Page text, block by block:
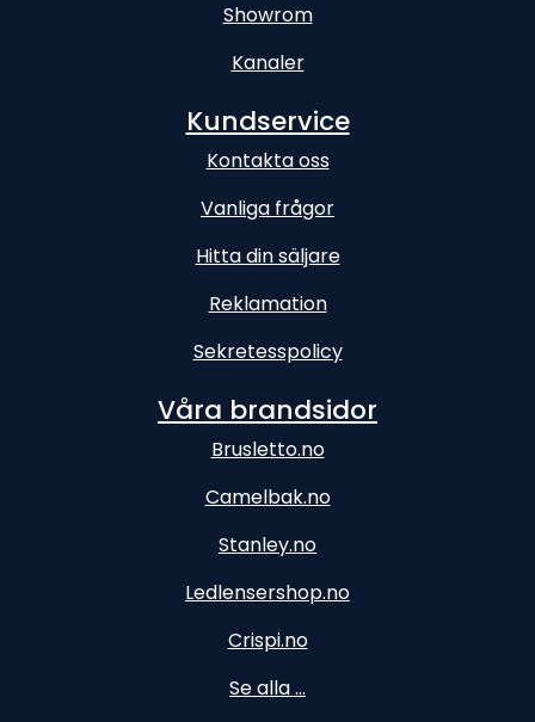
Showrom
Kanaler
Kundservice
Kontakta oss
Vanliga frågor
Hitta din säljare
Reklamation
Sekretesspolicy
Våra brandsidor
Brusletto.no
Camelbak.no
Stanley.no
Ledlensershop.no
Crispi.no
Se alla ...